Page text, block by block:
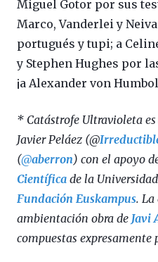
Miguel Gotor por sus
Marco, Vanderlei y
portugués y tupi; a
y Stephen Hughes por
¡a Alexander von
* Catástrofe Ultravioleta
Javier Peláez (@
(@aberron) con el apoyo
Científica de la
Fundación Euskampus. La
ambientación obra de Javi
compuestas expresamente